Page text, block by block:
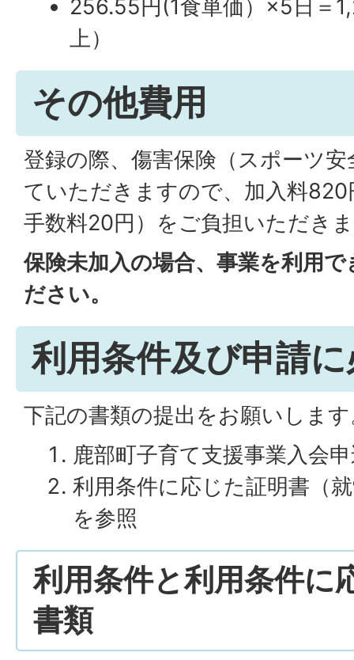
256.55円(1食単価）×5日＝
上）
その他費用
登録の際、傷害保険（スポーツ
ていただきますので、加入料
手数料20円）をご負担いただき
保険未加入の場合、事業を利用
ださい。
利用条件及び申請
下記の書類の提出をお願いしま
鹿部町子育て支援事業入会
利用条件に応じた証明書（
を参照
利用条件と利用条件に
書類